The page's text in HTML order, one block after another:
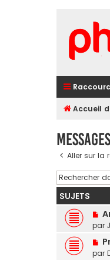
Accueil
Aller sur la
SUJETS
N
o
v
e
par
N
o
par